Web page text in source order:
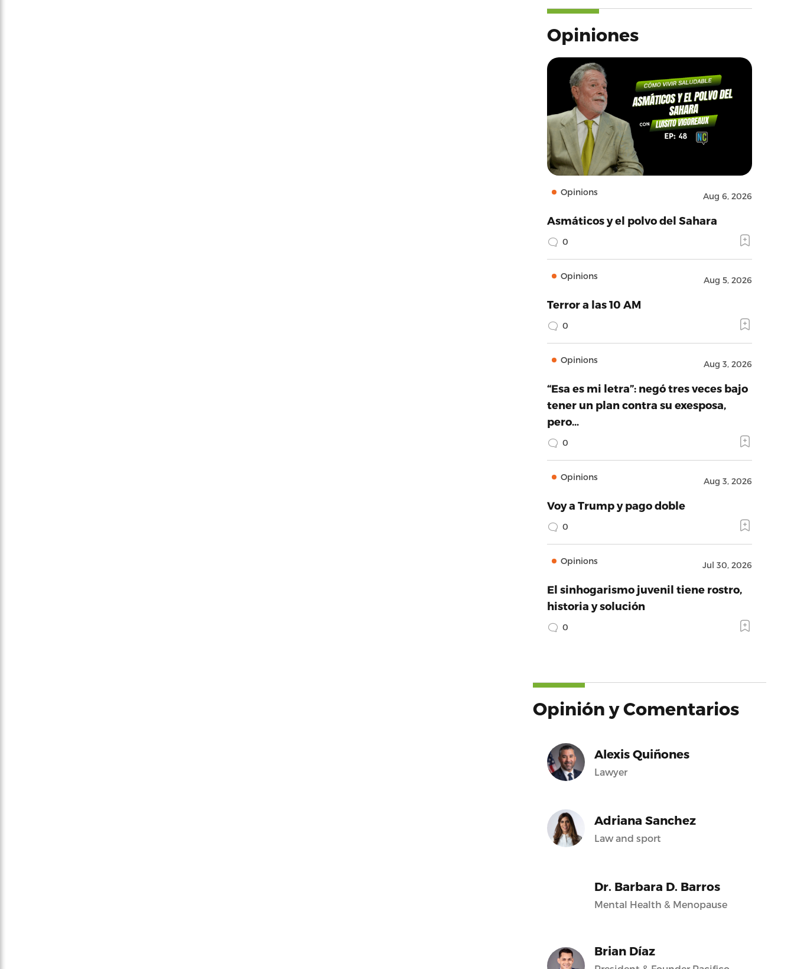
Opiniones
Opinions Aug 6, 2026
Asmáticos y el polvo del Sahara
0
Opinions Aug 5, 2026
Terror a las 10 AM
0
Opinions Aug 3, 2026
“Esa es mi letra”: negó tres veces bajo
tener un plan contra su exesposa,
pero…
0
Opinions Aug 3, 2026
Voy a Trump y pago doble
0
Opinions Jul 30, 2026
El sinhogarismo juvenil tiene rostro,
historia y solución
0
Opinión y Comentarios
Alexis Quiñones
Lawyer
Adriana Sanchez
Law and sport
Dr. Barbara D. Barros
Mental Health & Menopause
Brian Díaz